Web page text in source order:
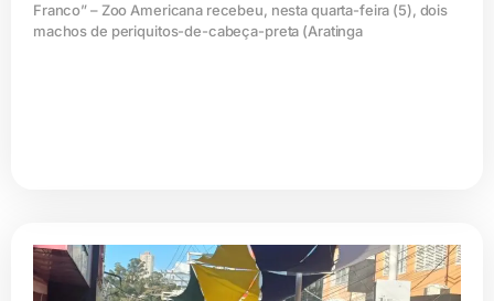
Franco” – Zoo Americana recebeu, nesta quarta-feira (5), dois
machos de periquitos-de-cabeça-preta (Aratinga